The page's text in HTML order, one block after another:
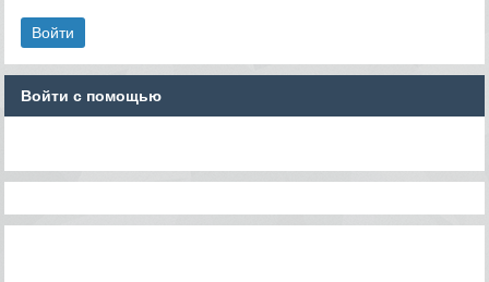
Войти с помощью